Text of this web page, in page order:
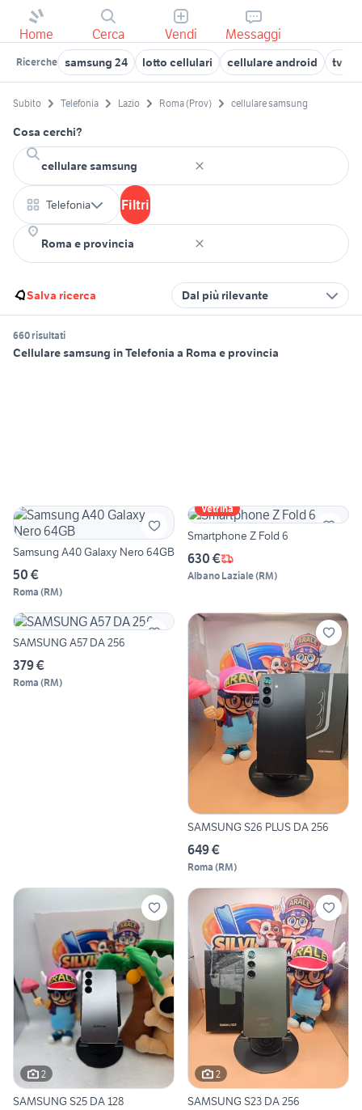
Home Cerca Vendi Messaggi
Ricerche samsung 24 lotto cellulari cellulare android tv
Subito Telefonia Lazio Roma (Prov) cellulare samsung
Cosa cerchi?
Telefonia Filtri
Salva ricerca Dal più rilevante
660 risultati
Cellulare samsung in Telefonia a Roma e provincia
Samsung A40 Galaxy Nero 64GB
50 €
Roma (RM)
Vetrina
Smartphone Z Fold 6
630 €
Albano Laziale(RM)
SAMSUNG A57 DA 256
379 €
Roma (RM)
SAMSUNG S26 PLUS DA 256
649 €
Roma (RM)
2
SAMSUNG S25 DA 128
2
SAMSUNG S23 DA 256